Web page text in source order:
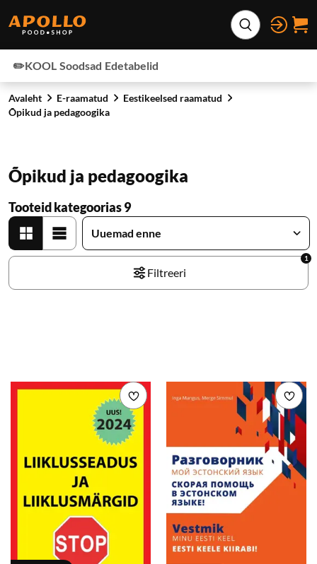
Laienda
✏️KOOL Soodsad Edetabelid
Avaleht E-raamatud
Eestikeelsed raamatud
Õpikud ja pedagoogika
Õpikud ja pedagoogika
Tooteid kategoorias 9
Filtreeri
1
Lisa soovikorvi